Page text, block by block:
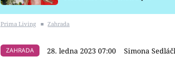
Prima Living ■ Zahrada
ZAHRADA 28. ledna 2023 07:00 Simona